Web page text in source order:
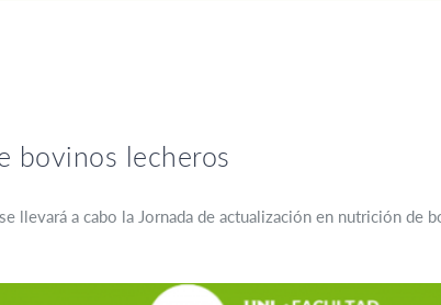
bovinos lecheros
llevará a cabo la Jornada de actualización en nutrición de